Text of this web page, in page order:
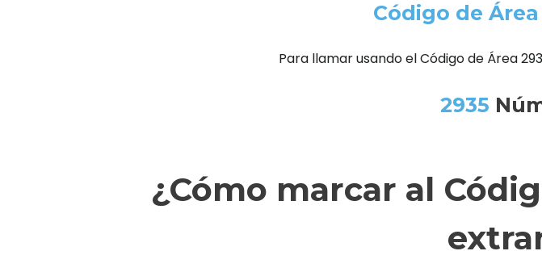
Código de Área
Para llamar usando el Código de Área
2935
¿Cómo marcar al